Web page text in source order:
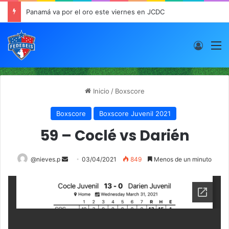
Panamá va por el oro este viernes en JCDC
Inicio / Boxscore
Boxscore Boxscore Juvenil 2021
59 – Coclé vs Darién
@nieves.p
n
a
03/04/2021 849 Menos de un minuto